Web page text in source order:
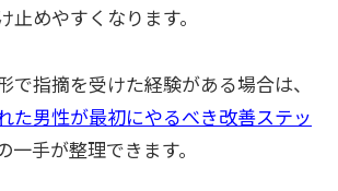
止めやすくなります。
で指摘を受けた経験がある場合は、
た男性が最初にやるべき改善ステッ
一手が整理できます。